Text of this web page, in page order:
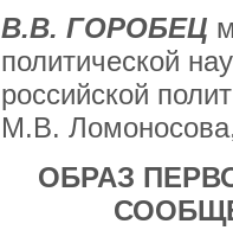
В.В. ГОРОБЕЦ
политической
российской
М.В.
ОБРАЗ